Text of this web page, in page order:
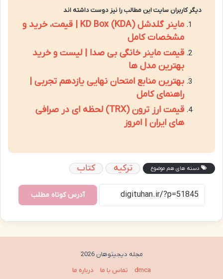
دیگر کاربران سایت این مطالب را نیز دوست داشته اند
ماینر گلدشل KD Box (KDA) | قیمت، خرید و
مشخصات کامل
قیمت ماینر خانگی بی صدا | لیست و خرید
بهترین مدل ها
بهترین منابع امتحان نهایی یازدهم تجربی |
راهنمای کامل
قیمت ارز ترون (TRX) لحظه ای در صرافی
های ایران | امروز
دسته های هم موضوع ترکیه کتاب
آدرس کوتاه مطلب
مجله دیجیتوهان 2026
dmca
تماس با ما درباره ما